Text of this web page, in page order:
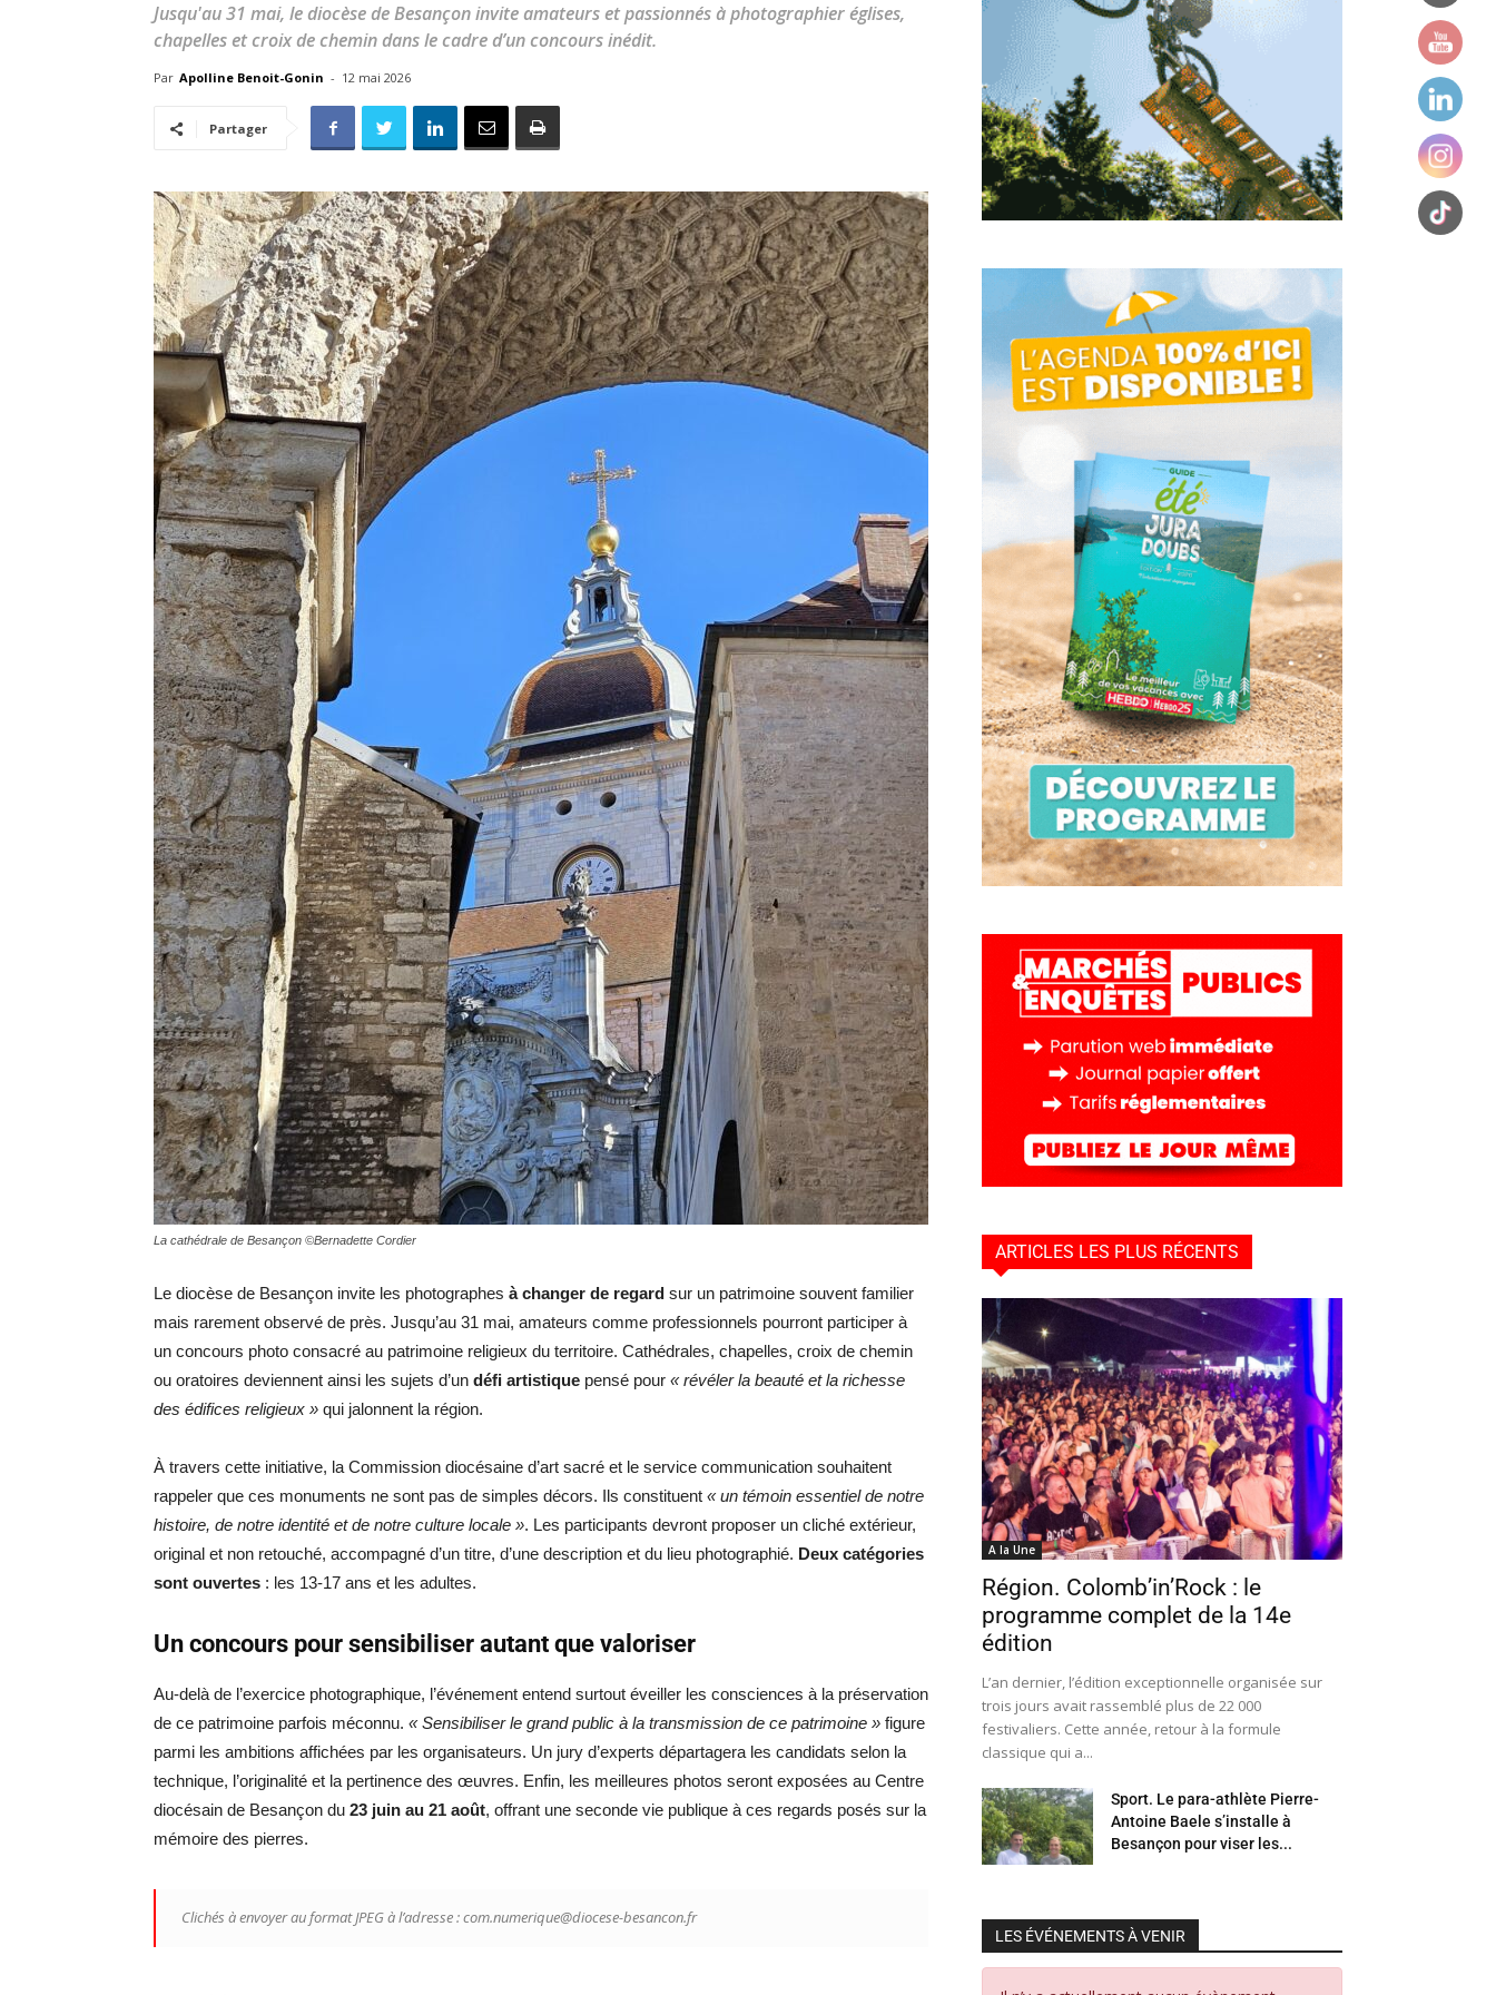
toute
locale
Hebdo25
Jusqu'au 31 mai, le diocèse de Besançon invite amateurs et passionnés à photographier églises,
chapelles et croix de chemin dans le cadre d’un concours inédit.
Par Apolline Benoit-Gonin - 12 mai 2026
Partager
La cathédrale de Besançon ©Bernadette Cordier
Le diocèse de Besançon invite les photographes à changer de regard sur un patrimoine souvent familier
mais rarement observé de près. Jusqu’au 31 mai, amateurs comme professionnels pourront participer à
un concours photo consacré au patrimoine religieux du territoire. Cathédrales, chapelles, croix de chemin
ou oratoires deviennent ainsi les sujets d’un défi artistique pensé pour « révéler la beauté et la richesse
des édifices religieux » qui jalonnent la région.
À travers cette initiative, la Commission diocésaine d’art sacré et le service communication souhaitent
rappeler que ces monuments ne sont pas de simples décors. Ils constituent « un témoin essentiel de notre
histoire, de notre identité et de notre culture locale ». Les participants devront proposer un cliché extérieur,
original et non retouché, accompagné d’un titre, d’une description et du lieu photographié. Deux catégories
sont ouvertes : les 13-17 ans et les adultes.
Un concours pour sensibiliser autant que valoriser
Au-delà de l’exercice photographique, l’événement entend surtout éveiller les consciences à la préservation
de ce patrimoine parfois méconnu. « Sensibiliser le grand public à la transmission de ce patrimoine » figure
parmi les ambitions affichées par les organisateurs. Un jury d’experts départagera les candidats selon la
technique, l’originalité et la pertinence des œuvres. Enfin, les meilleures photos seront exposées au Centre
diocésain de Besançon du 23 juin au 21 août, offrant une seconde vie publique à ces regards posés sur la
mémoire des pierres.
Clichés à envoyer au format JPEG à l’adresse : com.numerique@diocese-besancon.fr
ARTICLES LES PLUS RÉCENTS
A la Une
Région. Colomb’in’Rock : le
programme complet de la 14e
édition
L’an dernier, l’édition exceptionnelle organisée sur
trois jours avait rassemblé plus de 22 000
festivaliers. Cette année, retour à la formule
classique qui a...
Sport. Le para-athlète Pierre-
Antoine Baele s’installe à
Besançon pour viser les...
LES ÉVÉNEMENTS À VENIR